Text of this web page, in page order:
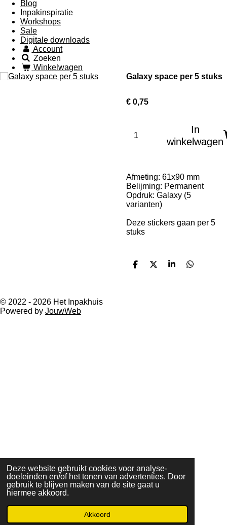
Deze website gebruikt cookies voor analyse-
doeleinden en/of het tonen van advertenties. Door
gebruik te blijven maken van de site gaat u
hiermee akkoord.
Akkoord
Blog
Inpakinspiratie
Workshops
Sale
Digitale downloads
Account
Zoeken
Winkelwagen
Galaxy space per 5 stuks
€ 0,75
In
winkelwagen
Afmeting: 61x90 mm
Belijming: Permanent
Opdruk: Galaxy (5
varianten)
Deze stickers gaan per 5
stuks
D
D
S
D
© 2022 - 2026 Het Inpakhuis
Powered by JouwWeb